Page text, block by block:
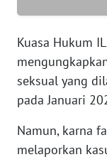
Kuasa Hukum
seksual yang
pada Januari
Namun, karna
melaporkan
WN
PAPUA
WN